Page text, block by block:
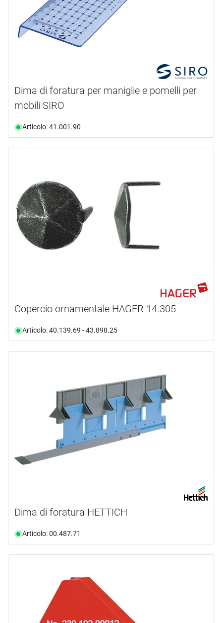
Dima di foratura per maniglie e pomelli per
mobili SIRO
Articolo: 41.001.90
Copercio ornamentale HAGER 14.305
Articolo: 40.139.69 - 43.898.25
Dima di foratura HETTICH
Articolo: 00.487.71